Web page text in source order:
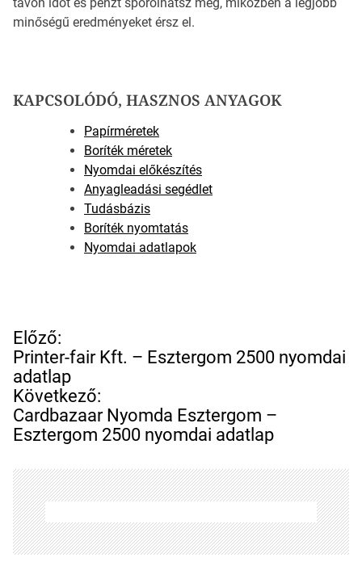
minőségű eredményeket érsz el.
KAPCSOLÓDÓ, HASZNOS ANYAGOK
Papírméretek
Boríték méretek
Nyomdai előkészítés
Anyagleadási segédlet
Tudásbázis
Boríték nyomtatás
Nyomdai adatlapok
B
e
j
e
g
y
z
é
s
n
a
v
Előző:
Printer-fair Kft. – Esztergom 2500 nyomdai
adatlap
Következő:
Cardbazaar Nyomda Esztergom –
Esztergom 2500 nyomdai adatlap